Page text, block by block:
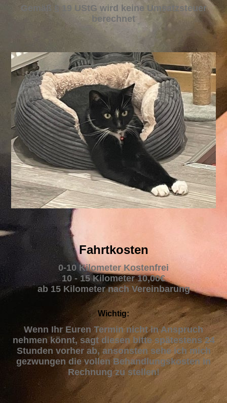
Gemäß § 19 UStG wird keine Umsatzsteuer
berechnet
Fahrtkosten
0-10 Kilometer Kostenfrei
10 - 15 Kilometer 10,00€
ab 15 Kilometer nach Vereinbarung
Wichtig:
Wenn Ihr Euren Termin nicht in Anspruch
nehmen könnt, sagt diesen bitte spätestens 24
Stunden vorher ab, ansonsten sehe ich mich
gezwungen die vollen Behandlungskosten in
Rechnung zu stellen!